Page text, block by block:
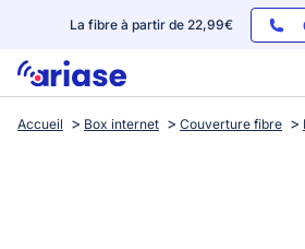
La fibre à partir de 22,99€
Box internet
Accueil Box internet Couverture fibre